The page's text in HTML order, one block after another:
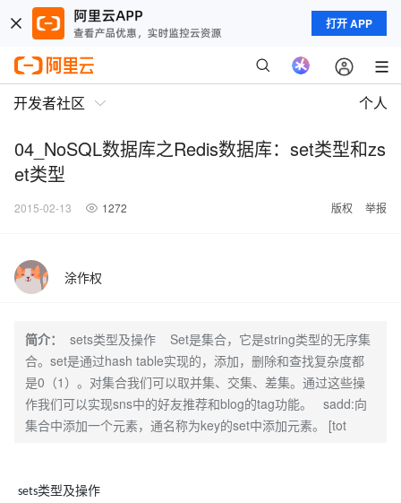
打开 APP
开发者社区 个人
04_NoSQL数据库之Redis数据库：set类型和zs
et类型
2015-02-13 1272 版权 举报
涂作权
简介：
sets类型及操作 Set是集合，它是string类型的无序集
合。set是通过hash table实现的，添加，删除和查找复杂度都
是0（1）。对集合我们可以取并集、交集、差集。通过这些操
作我们可以实现sns中的好友推荐和blog的tag功能。 sadd:向
集合中添加一个元素，通名称为key的set中添加元素。 [tot
sets类型及操作